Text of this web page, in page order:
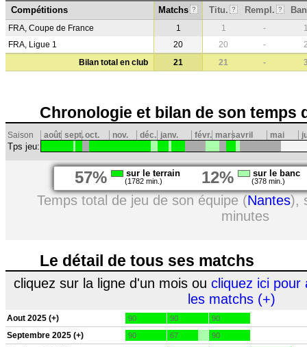
Compétitions Matchs ? Titu. ? Rempl. ?
FRA, Coupe de France 1 1 -
FRA, Ligue 1
20 20 -
Bilan total en club
21 21 -
Chronologie et bilan de son temps
Saison août sept.oct. nov. déc. janv. févr. marsavril mai
Tps jeu:
57% sur le terrain
(1782 min.) 12% sur le banc
(378 min.)
Temps total de jeu de son équipe (Nantes),
minutes
Le détail de tous ses matchs
cliquez sur la ligne d'un mois ou cliquez ici pour
les matchs (+)
Aout 2025 (+) 90 90 90
Septembre 2025 (+) 90 67 90